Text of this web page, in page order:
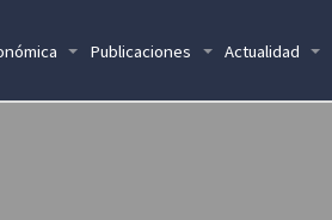
Publicaciones Actualidad